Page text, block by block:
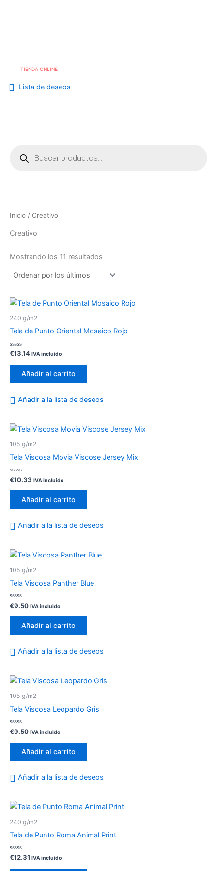
TIENDA ONLINE
Lista de deseos
productos
Inicio / Creativo
Creativo
Mostrando los 11 resultados
240 g/m2
Tela de Punto Oriental Mosaico Rojo
Valorado
0
€13.14 IVA incluido
Añadir al carrito
Añadir a la lista de deseos
105 g/m2
Tela Viscosa Movia Viscose Jersey Mix
Valorado
con
0
€10.33 IVA incluido
Añadir al carrito
Añadir a la lista de deseos
105 g/m2
Tela Viscosa Panther Blue
Valorado
con
0
€9.50 IVA incluido
Añadir al carrito
Añadir a la lista de deseos
105 g/m2
Tela Viscosa Leopardo Gris
Valorado
con
0
€9.50 IVA incluido
Añadir al carrito
Añadir a la lista de deseos
240 g/m2
Tela de Punto Roma Animal Print
Valorado
con
0
€12.31 IVA incluido